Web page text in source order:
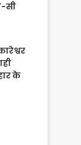
सी
के